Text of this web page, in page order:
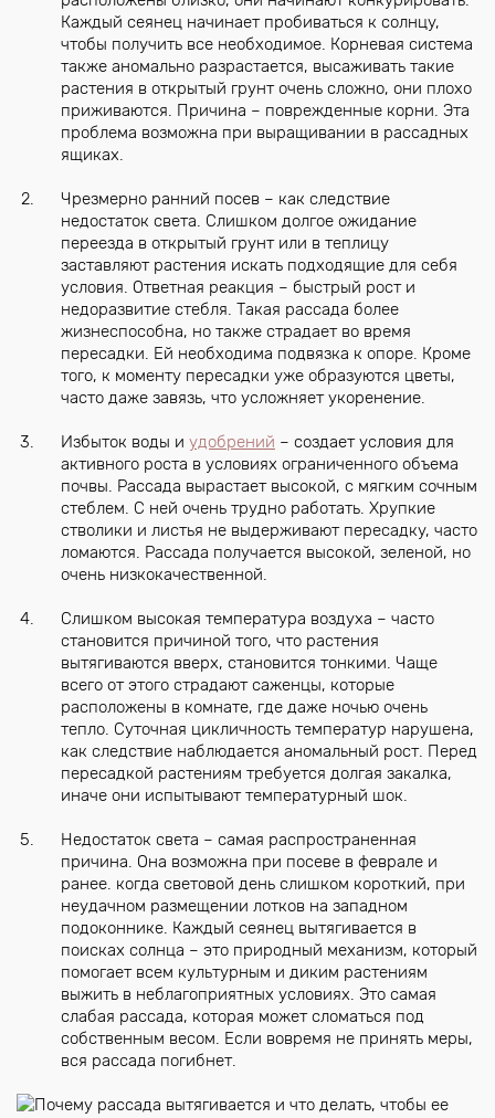
Каждый сеянец начинает пробиваться к солнцу,
чтобы получить все необходимое. Корневая система
также аномально разрастается, высаживать такие
растения в открытый грунт очень сложно, они плохо
приживаются. Причина – поврежденные корни. Эта
проблема возможна при выращивании в рассадных
ящиках.
Чрезмерно ранний посев – как следствие
недостаток света. Слишком долгое ожидание
переезда в открытый грунт или в теплицу
заставляют растения искать подходящие для себя
условия. Ответная реакция – быстрый рост и
недоразвитие стебля. Такая рассада более
жизнеспособна, но также страдает во время
пересадки. Ей необходима подвязка к опоре. Кроме
того, к моменту пересадки уже образуются цветы,
часто даже завязь, что усложняет укоренение.
Избыток воды и удобрений – создает условия для
активного роста в условиях ограниченного объема
почвы. Рассада вырастает высокой, с мягким сочным
стеблем. С ней очень трудно работать. Хрупкие
стволики и листья не выдерживают пересадку, часто
ломаются. Рассада получается высокой, зеленой, но
очень низкокачественной.
Слишком высокая температура воздуха – часто
становится причиной того, что растения
вытягиваются вверх, становится тонкими. Чаще
всего от этого страдают саженцы, которые
расположены в комнате, где даже ночью очень
тепло. Суточная цикличность температур нарушена,
как следствие наблюдается аномальный рост. Перед
пересадкой растениям требуется долгая закалка,
иначе они испытывают температурный шок.
Недостаток света – самая распространенная
причина. Она возможна при посеве в феврале и
ранее. когда световой день слишком короткий, при
неудачном размещении лотков на западном
подоконнике. Каждый сеянец вытягивается в
поисках солнца – это природный механизм, который
помогает всем культурным и диким растениям
выжить в неблагоприятных условиях. Это самая
слабая рассада, которая может сломаться под
собственным весом. Если вовремя не принять меры,
вся рассада погибнет.